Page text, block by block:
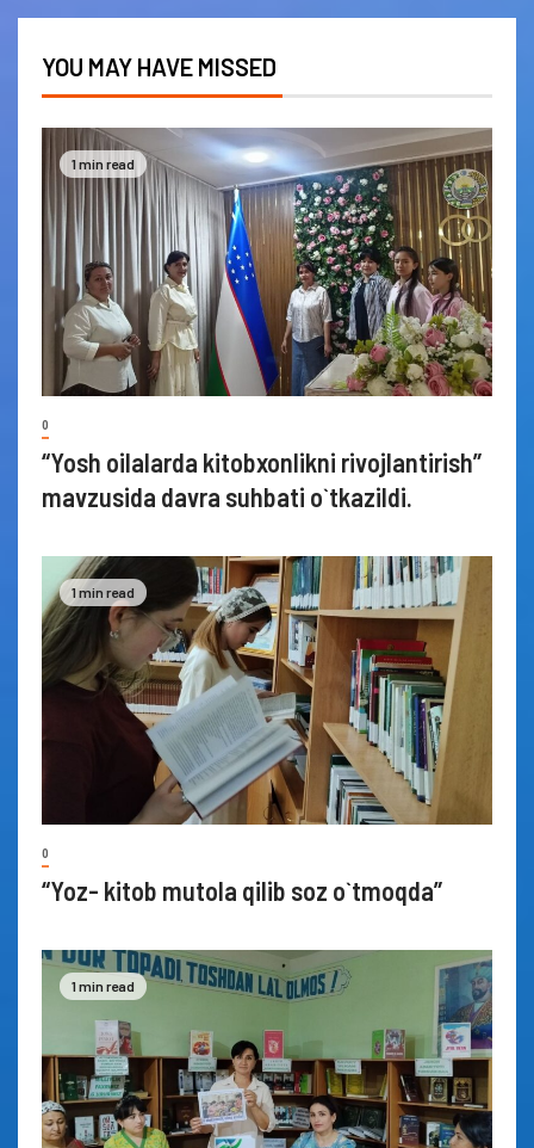
YOU MAY HAVE MISSED
1 min read
0
“Yosh oilalarda kitobxonlikni rivojlantirish”
mavzusida davra suhbati o`tkazildi.
1 min read
0
“Yoz- kitob mutola qilib soz o`tmoqda”
1 min read